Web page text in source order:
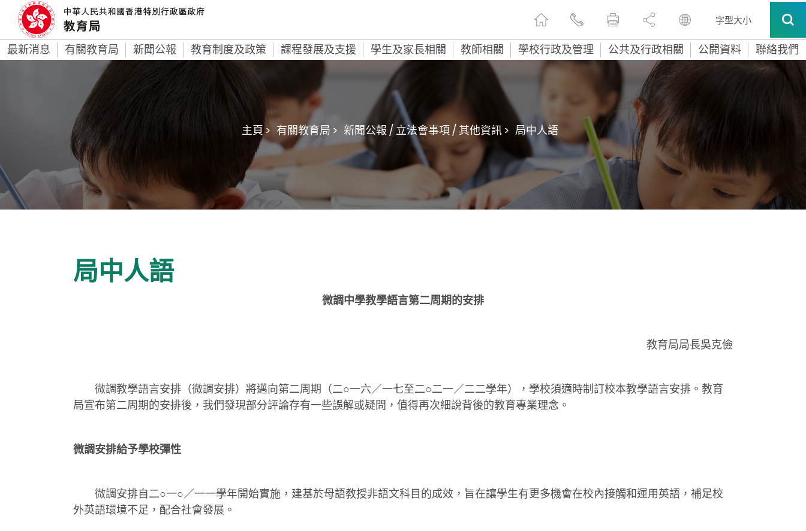
字型大小
最新消息 有關教育局 新聞公報 教育制度及政策 課程發展及支援 學生及家長相關 教師相關 學校行政及管理 公共及行政相關 公開資料 聯絡我們
主頁 > 有關教育局 > 新聞公報 / 立法會事項 / 其他資訊 > 局中人語
局中人語
微調中學教學語言第二周期的安排
教育局局長吳克儉
微調教學語言安排（微調安排）將邁向第二周期（二○一六／一七至二○二一／二二學年），學校須適時制訂校本教學語言安排。教育
局宣布第二周期的安排後，我們發現部分評論存有一些誤解或疑問，值得再次細說背後的教育專業理念。
微調安排給予學校彈性
微調安排自二○一○／一一學年開始實施，建基於母語教授非語文科目的成效，旨在讓學生有更多機會在校內接觸和運用英語，補足校
外英語環境不足，配合社會發展。